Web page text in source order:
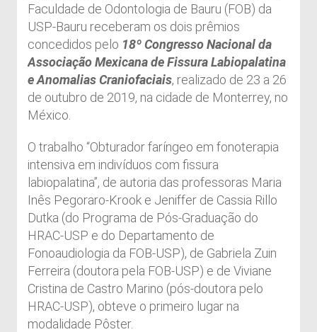
Faculdade de Odontologia de Bauru (FOB) da
USP-Bauru receberam os dois prêmios
concedidos pelo 18º Congresso Nacional da
Associação Mexicana de Fissura Labiopalatina
e Anomalias Craniofaciais, realizado de 23 a 26
de outubro de 2019, na cidade de Monterrey, no
México.
O trabalho “Obturador faríngeo em fonoterapia
intensiva em indivíduos com fissura
labiopalatina”, de autoria das professoras Maria
Inês Pegoraro-Krook e Jeniffer de Cassia Rillo
Dutka (do Programa de Pós-Graduação do
HRAC-USP e do Departamento de
Fonoaudiologia da FOB-USP), de Gabriela Zuin
Ferreira (doutora pela FOB-USP) e de Viviane
Cristina de Castro Marino (pós-doutora pelo
HRAC-USP), obteve o primeiro lugar na
modalidade Pôster.